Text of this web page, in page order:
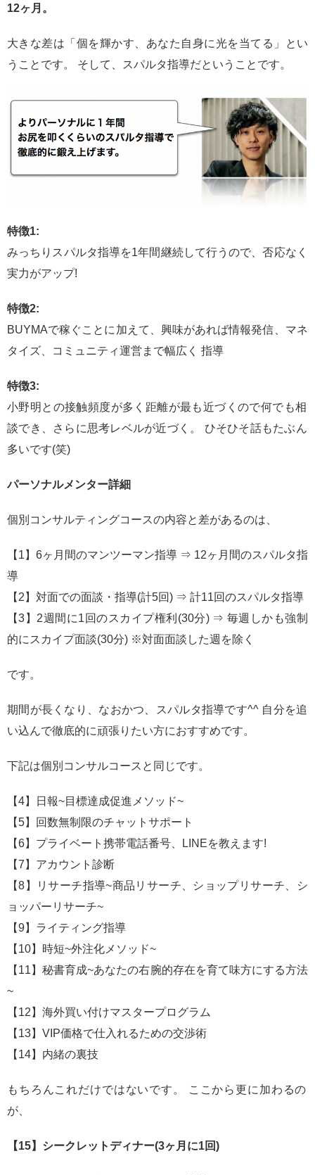
12ヶ月。
大きな差は「個を輝かす、あなた自身に光を当てる」とい
うことです。 そして、スパルタ指導だということです。
特徴1:
みっちりスパルタ指導を1年間継続して行うので、否応なく
実力がアップ!
特徴2:
BUYMAで稼ぐことに加えて、興味があれば情報発信、マネ
タイズ、コミュニティ運営まで幅広く 指導
特徴3:
小野明との接触頻度が多く距離が最も近づくので何でも相
談でき、さらに思考レベルが近づく。 ひそひそ話もたぶん
多いです(笑)
パーソナルメンター詳細
個別コンサルティングコースの内容と差があるのは、
【1】6ヶ月間のマンツーマン指導 ⇒ 12ヶ月間のスパルタ指
導
【2】対面での面談・指導(計5回) ⇒ 計11回のスパルタ指導
【3】2週間に1回のスカイプ権利(30分) ⇒ 毎週しかも強制
的にスカイプ面談(30分) ※対面面談した週を除く
です。
期間が長くなり、なおかつ、スパルタ指導です^^ 自分を追
い込んで徹底的に頑張りたい方におすすめです。
下記は個別コンサルコースと同じです。
【4】日報~目標達成促進メソッド~
【5】回数無制限のチャットサポート
【6】プライベート携帯電話番号、LINEを教えます!
【7】アカウント診断
【8】リサーチ指導~商品リサーチ、ショップリサーチ、シ
ョッパーリサーチ~
【9】ライティング指導
【10】時短~外注化メソッド~
【11】秘書育成~あなたの右腕的存在を育て味方にする方法
~
【12】海外買い付けマスタープログラム
【13】VIP価格で仕入れるための交渉術
【14】内緒の裏技
もちろんこれだけではないです。 ここから更に加わるの
が、
【15】シークレットディナー(3ヶ月に1回)